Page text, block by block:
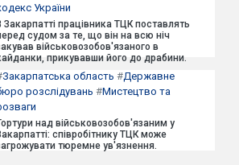
України
Закарпатті працівника ТЦК поставлять
судом за те, що він на всю ніч
військовозобов'язаного в
прикувавши його до драбини.
Закарпатська область #Державне
розслідувань #Мистецтво та
над військовозобов'язаним у
співробітнику ТЦК може
тюремне ув'язнення.